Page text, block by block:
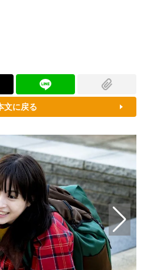
文に戻る